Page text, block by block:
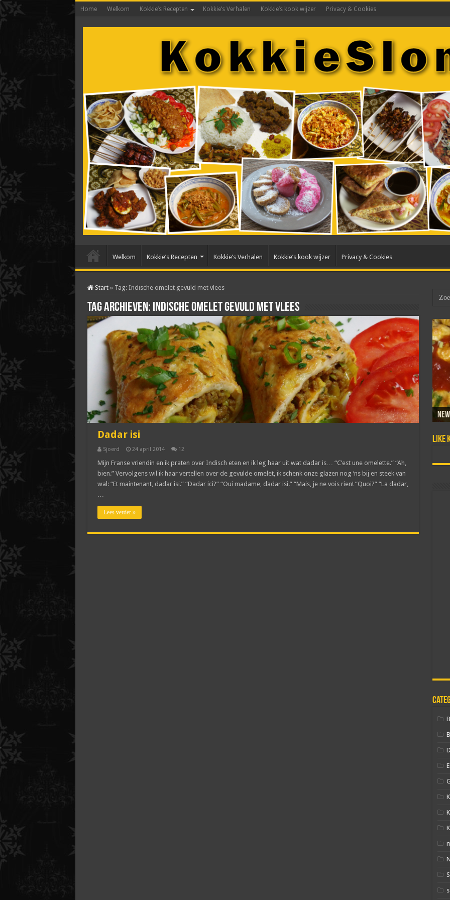
Home Welkom Kokkie’s Recepten Kokkie’s Verhalen Kokkie’s kook wijzer Privacy & Cookies
Welkom Kokkie’s Recepten Kokkie’s Verhalen Kokkie’s kook wijzer Privacy & Cookies
Start » Tag: Indische omelet gevuld met vlees
Tag archieven: Indische omelet gevuld met vlees
Dadar isi
Sjoerd 24 april 2014 12
Mijn Franse vriendin en ik praten over Indisch eten en ik leg haar uit wat dadar is… “C’est une omelette.” “Ah,
bien.” Vervolgens wil ik haar vertellen over de gevulde omelet, ik schenk onze glazen nog ‘ns bij en steek van
wal: “Et maintenant, dadar isi.” “Dadar ici?” “Oui madame, dadar isi.” “Mais, je ne vois rien! “Quoi?” “La dadar,
…
Lees verder »
Like